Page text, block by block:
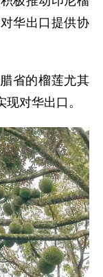
华出口提供协
省的榴莲尤其
对华出口。